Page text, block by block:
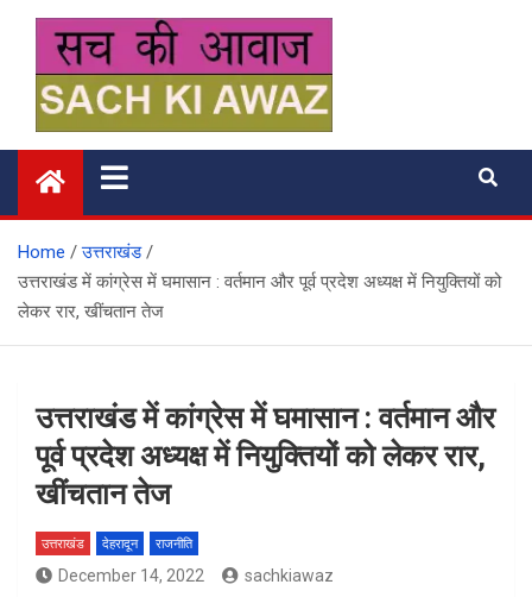
content
सच की आवाज
Home
उत्तराखंड
उत्तराखंड में कांग्रेस में घमासान : वर्तमान और पूर्व प्रदेश अध्यक्ष में नियुक्तियों को
लेकर रार, खींचतान तेज
उत्तराखंड में कांग्रेस में घमासान : वर्तमान और
पूर्व प्रदेश अध्यक्ष में नियुक्तियों को लेकर रार,
खींचतान तेज
उत्तराखंड देहरादून राजनीति
December 14, 2022 sachkiawaz